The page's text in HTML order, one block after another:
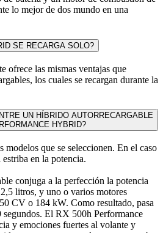
lo mejor de dos mundo en una
SE RECARGA SOLO?
ofrece las mismas ventajas que
los cuales se recargan durante la
UN HÍBRIDO AUTORRECARGABLE
HYBRID?
modelos que se seleccionen. En el caso
en la potencia.
conjuga a la perfección la potencia
litros, y uno o varios motores
CV o 184 kW. Como resultado, pasa
El RX 500h Performance
y emociones fuertes al volante y